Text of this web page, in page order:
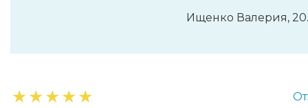
Ищенко Валерия,
★★★★★